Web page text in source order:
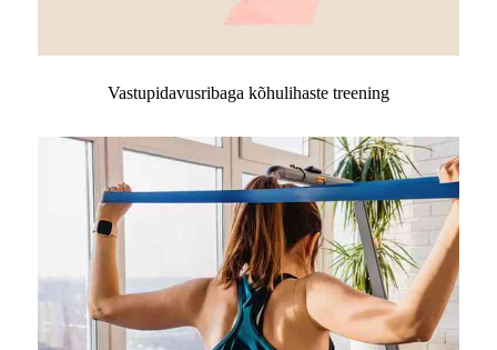
Vastupidavusribaga kõhulihaste treening